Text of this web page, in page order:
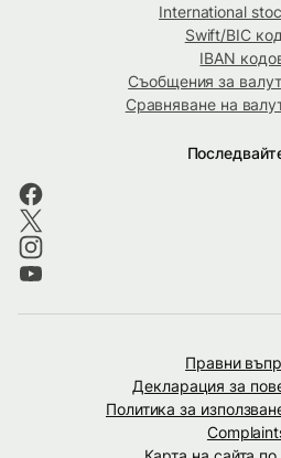
International
Swift/BIC
IBAN
Съобщения за
Сравняване на
Правни
Декларация за
Политика за